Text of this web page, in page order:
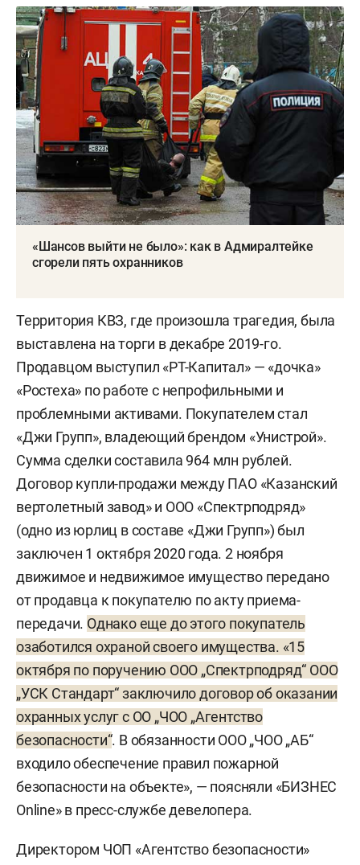
«Шансов выйти не было»: как в Адмиралтейке
сгорели пять охранников
Территория КВЗ, где произошла трагедия, была
выставлена на торги в декабре 2019-го.
Продавцом выступил «РТ-Капитал» — «дочка»
«Ростеха» по работе с непрофильными и
проблемными активами. Покупателем стал
«Джи Групп», владеющий брендом «Унистрой».
Сумма сделки составила 964 млн рублей.
Договор купли-продажи между ПАО «Казанский
вертолетный завод» и ООО «Спектрподряд»
(одно из юрлиц в составе «Джи Групп») был
заключен 1 октября 2020 года. 2 ноября
движимое и недвижимое имущество передано
от продавца к покупателю по акту приема-
передачи. Однако еще до этого покупатель
озаботился охраной своего имущества. «15
октября по поручению ООО „Спектрподряд“ ООО
„УСК Стандарт“ заключило договор об оказании
охранных услуг с ОО „ЧОО „Агентство
безопасности“. В обязанности ООО „ЧОО „АБ“
входило обеспечение правил пожарной
безопасности на объекте», — поясняли «БИЗНЕС
Online» в пресс-службе девелопера.
Директором ЧОП «Агентство безопасности»